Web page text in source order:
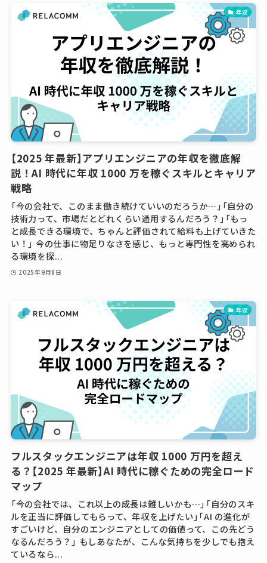
年収
【2025 年最新】アプリエンジニアの年収を徹底解
説！AI 時代に年収 1000 万を稼ぐスキルとキャリア
戦略
「今の会社で、このまま働き続けていいのだろうか…」「自分の
技術力って、市場だとどれくらい通用するんだろう？」「もっ
と成長できる環境で、ちゃんと評価されて給料も上げていきた
い！」 今の仕事に物足りなさを感じ、もっと専門性を高められ
る環境を探...
2025年9月8日
年収
フルスタックエンジニアは年収 1000 万円を超え
る？【2025 年最新】AI 時代に稼ぐための完全ロード
マップ
「今の会社では、これ以上の成長は難しいかも…」「自分のスキ
ルを正当に評価してもらって、年収を上げたい」「AI の進化が
すごいけど、自分のエンジニアとしての価値って、この先どう
なるんだろう？」 もしあなたが、こんな気持ちを少しでも抱え
ているなら...